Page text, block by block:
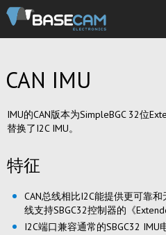
产品
商店
软件
手册
支持
CAN IMU
IMU的CAN版本为SimpleBGC 32位
替换了I2C IMU。
特征
CAN总线相比I2C能提供更可靠
线支持SBGC32控制器的《
I2C端口兼容通常的SBGC32 IMU